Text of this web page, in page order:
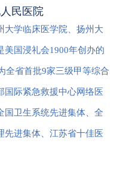
民医院
大学临床医学院、扬州大
美国浸礼会1900年创办的
全省首批9家三级甲等综合
国际紧急救援中心网络医
国卫生系统先进集体、全
先进集体、江苏省十佳医